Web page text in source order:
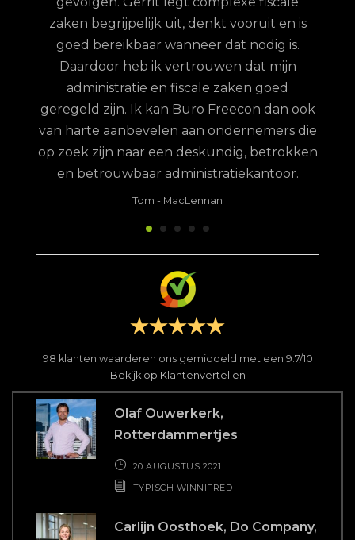
zaken begrijpelijk uit, denkt vooruit en is
goed bereikbaar wanneer dat nodig is.
Daardoor heb ik vertrouwen dat mijn
administratie en fiscale zaken goed
geregeld zijn. Ik kan Buro Freecon dan ook
van harte aanbevelen aan ondernemers die
op zoek zijn naar een deskundig, betrokken
en betrouwbaar administratiekantoor.
Tom - MacLennan
98 klanten waarderen ons gemiddeld met een 9.7/10
Bekijk op Klantenvertellen
Olaf Ouwerkerk,
Rotterdammertjes
20 AUGUSTUS 2021
TYPISCH WINNIFRED
Carlijn Oosthoek, Do Company,